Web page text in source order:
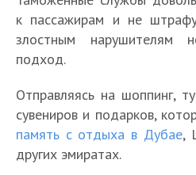
к пассажирам и не
злостным нарушителям
подход.
Отправляясь на шоппинг,
сувениров и подарков,
память с отдыха в Дубае,
других эмиратах.